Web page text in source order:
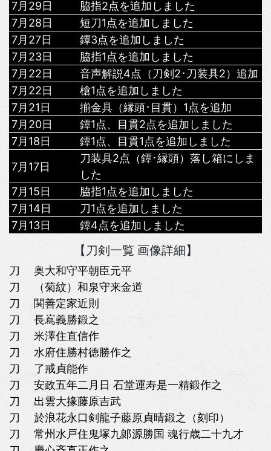
7月29日
脇指2点を追加しました
7月28日
短刀1点を追加しました
7月27日
鐔3点を追加しました
7月23日
脇指1点を追加しました
7月22日
音声解説4点（刀剣2･刀装具2）追加
7月22日
槍1点を追加しました
7月21日
揃金具（縁頭･目貫）1点を追加
7月20日
鐔1点、目貫2点を追加しました
7月18日
鐔1点、目貫1点を追加しました
7月17日
刀装具2点（鐔･縁頭）落し箱にしま
した
7月15日
脇指1点を追加しました
7月14日
刀1点を追加しました
7月13日
鐔4点を追加しました
【刀剣一覧 画像詳細】
刀 奥大和守平朝臣元平
刀 （菊紋）和泉守来金道
刀 関善定家近則
刀 長嶌義勝鍛之
刀 米澤住直信作
刀 水府住勝村徳勝作之
刀 了戒貞能作
刀 安政五年二月日 石堂運寿是一精鍛作之
刀 出雲大掾藤原吉武
刀 於浪花永口剣龍子藤原貞晴鍛之（刻印）
刀 常州水戸住鬼塚九郞源勝国 魂行歳二十九才